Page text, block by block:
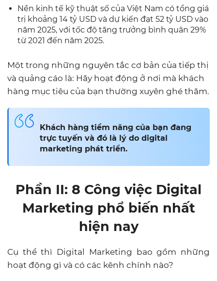
Nền kinh tế kỹ thuật số của Việt Nam có tổng giá
trị khoảng 14 tỷ USD và dự kiến ​​đạt 52 tỷ USD vào
năm 2025, với tốc độ tăng trưởng bình quân 29%
từ 2021 đến năm 2025.
Một trong những nguyên tắc cơ bản của tiếp thị
và quảng cáo là: Hãy hoạt động ở nơi mà khách
hàng mục tiêu của bạn thường xuyên ghé thăm.
Khách hàng tiềm năng của bạn đang
trực tuyến và đó là lý do digital
marketing phát triển.
Phần II: 8 Công việc Digital
Marketing phổ biến nhất
hiện nay
Cụ thể thì Digital Marketing bao gồm những
hoạt động gì và có các kênh chính nào?